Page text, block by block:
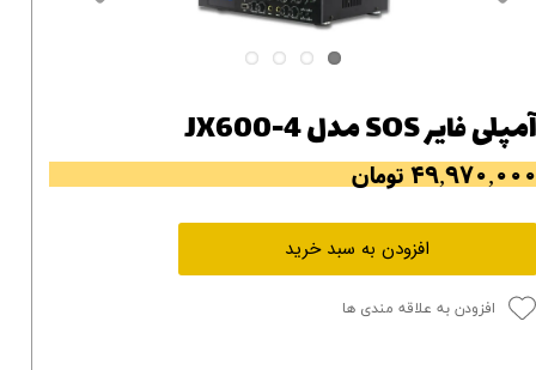
آمپلی فایر SOS مدل JX600-4
۴۹,۹۷۰,۰۰۰ تومان
افزودن به سبد خرید
افزودن به علاقه مندی ها